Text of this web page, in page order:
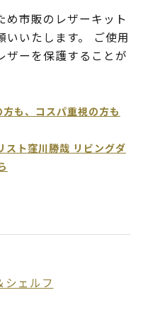
め市販のレザーキット
いたします。 ご使用
ザーを保護することが
も、コスパ重視の方も
ト窪川勝哉 リビングダ
シェルフ